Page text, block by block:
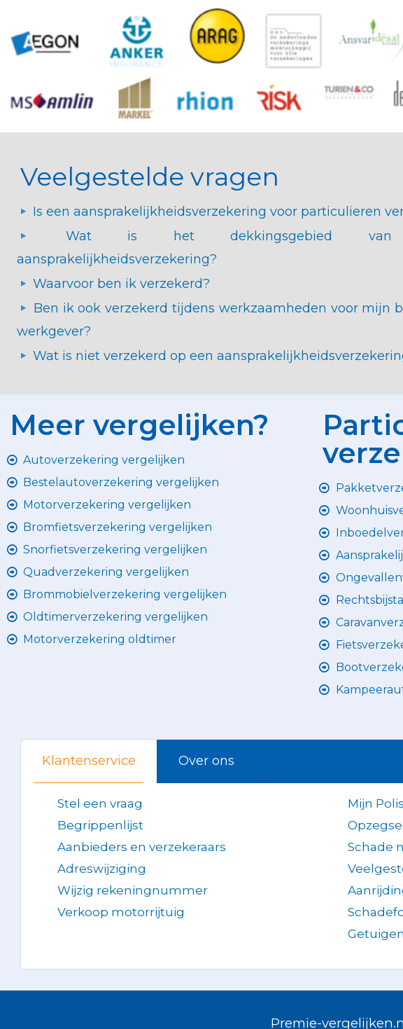
Veelgestelde vragen
Is een aansprakelijkheidsverzekering voor particulieren
Wat is het dekkingsgebied van
aansprakelijkheidsverzekering?
Waarvoor ben ik verzekerd?
Ben ik ook verzekerd tijdens werkzaamheden voor mijn
werkgever?
Wat is niet verzekerd op een
Meer vergelijken?
Autoverzekering vergelijken
Bestelautoverzekering vergelijken
Motorverzekering vergelijken
Bromfietsverzekering vergelijken
Snorfietsverzekering vergelijken
Quadverzekering vergelijken
Brommobielverzekering vergelijken
Oldtimerverzekering vergelijken
Motorverzekering oldtimer
Klantenservice Over ons
Stel een vraag
Begrippenlijst
Aanbieders en verzekeraars
Adreswijziging
Wijzig rekeningnummer
Verkoop motorrijtuig
Mijn
Schade
Premie-